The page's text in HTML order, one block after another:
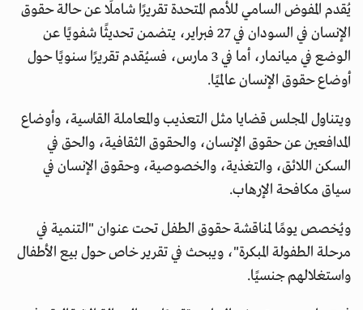
يُقدم المفوض السامي للأمم المتحدة تقريرًا شاملًا عن حالة حقوق
الإنسان في السودان في 27 فبراير، يتضمن تحديثًا شفويًا عن
الوضع في ميانمار، أما في 3 مارس، فسيُقدم تقريرًا سنويًا حول
أوضاع حقوق الإنسان عالميًا.
ويتناول المجلس قضايا مثل التعذيب والمعاملة القاسية، وأوضاع
المدافعين عن حقوق الإنسان، والحقوق الثقافية، والحق في
السكن اللائق، والتغذية، والخصوصية، وحقوق الإنسان في
سياق مكافحة الإرهاب.
ويُخصص يومًا لمناقشة حقوق الطفل تحت عنوان "التنمية في
مرحلة الطفولة المبكرة"، ويبحث في تقرير خاص حول بيع الأطفال
واستغلالهم جنسيًا.